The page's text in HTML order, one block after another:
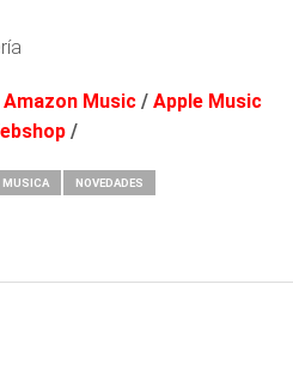
Amazon Music/ Apple Music
/
MUSICA NOVEDADES